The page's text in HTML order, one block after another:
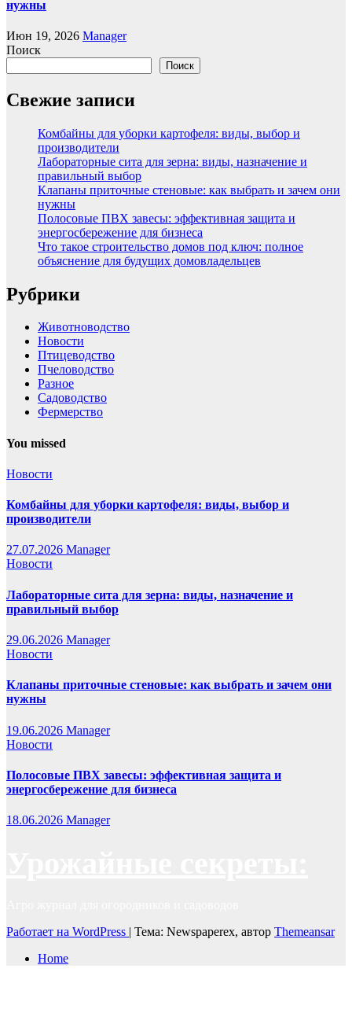
нужны
Июн 19, 2026 Manager
Поиск
Поиск
Свежие записи
Комбайны для уборки картофеля: виды, выбор и
производители
Лабораторные сита для зерна: виды, назначение и
правильный выбор
Клапаны приточные стеновые: как выбрать и зачем они
нужны
Полосовые ПВХ завесы: эффективная защита и
энергосбережение для бизнеса
Что такое строительство домов под ключ: полное
объяснение для будущих домовладельцев
Рубрики
Животноводство
Новости
Птицеводство
Пчеловодство
Разное
Садоводство
Фермерство
You missed
Новости
Комбайны для уборки картофеля: виды, выбор и
производители
27.07.2026 Manager
Новости
Лабораторные сита для зерна: виды, назначение и
правильный выбор
29.06.2026 Manager
Новости
Клапаны приточные стеновые: как выбрать и зачем они
нужны
19.06.2026 Manager
Новости
Полосовые ПВХ завесы: эффективная защита и
энергосбережение для бизнеса
18.06.2026 Manager
Работает на WordPress | Тема: Newspaperex, автор Themeansar
Home